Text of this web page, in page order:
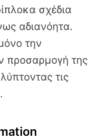
σχέδια
αδιανόητα.
την
προσαρμογή της
τις